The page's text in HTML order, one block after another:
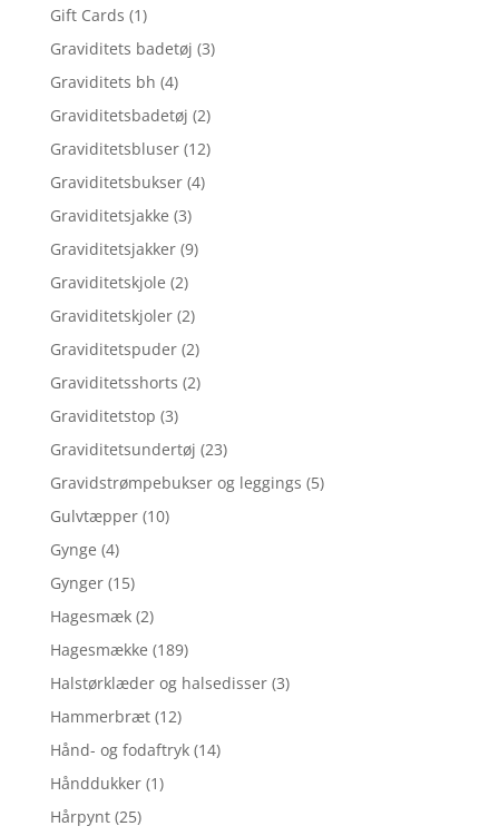
Gift Cards (1)
Graviditets badetøj (3)
Graviditets bh (4)
Graviditetsbadetøj (2)
Graviditetsbluser (12)
Graviditetsbukser (4)
Graviditetsjakke (3)
Graviditetsjakker (9)
Graviditetskjole (2)
Graviditetskjoler (2)
Graviditetspuder (2)
Graviditetsshorts (2)
Graviditetstop (3)
Graviditetsundertøj (23)
Gravidstrømpebukser og leggings (5)
Gulvtæpper (10)
Gynge (4)
Gynger (15)
Hagesmæk (2)
Hagesmække (189)
Halstørklæder og halsedisser (3)
Hammerbræt (12)
Hånd- og fodaftryk (14)
Hånddukker (1)
Hårpynt (25)